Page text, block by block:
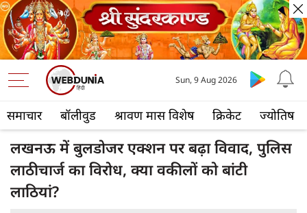
समाचार बॉलीवुड श्रावण मास विशेष क्रिकेट ज्योतिष
Sun, 9 Aug 2026
लखनऊ में बुलडोजर एक्शन पर बढ़ा विवाद, पुलिस
लाठीचार्ज का विरोध, क्या वकीलों को बांटी
लाठियां?